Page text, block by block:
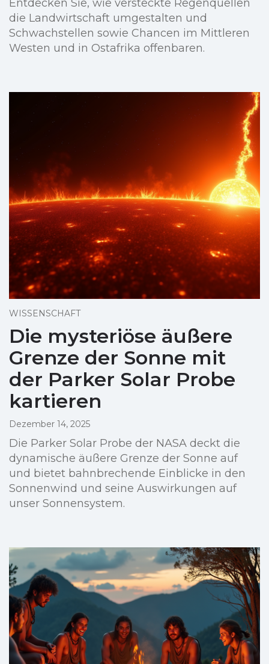
Entdecken Sie, wie versteckte Regenquellen
die Landwirtschaft umgestalten und
Schwachstellen sowie Chancen im Mittleren
Westen und in Ostafrika offenbaren.
WISSENSCHAFT
Die mysteriöse äußere
Grenze der Sonne mit
der Parker Solar Probe
kartieren
Dezember 14, 2025
Die Parker Solar Probe der NASA deckt die
dynamische äußere Grenze der Sonne auf
und bietet bahnbrechende Einblicke in den
Sonnenwind und seine Auswirkungen auf
unser Sonnensystem.